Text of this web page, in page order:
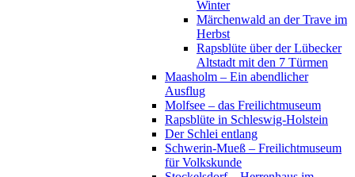
Winter
Märchenwald an der Trave im
Herbst
Rapsblüte über der Lübecker
Altstadt mit den 7 Türmen
Maasholm – Ein abendlicher
Ausflug
Molfsee – das Freilichtmuseum
Rapsblüte in Schleswig-Holstein
Der Schlei entlang
Schwerin-Mueß – Freilichtmuseum
für Volkskunde